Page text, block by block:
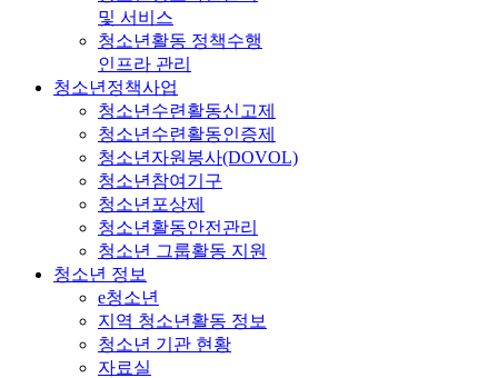
및 서비스
청소년활동 정책수행
인프라 관리
청소년정책사업
청소년수련활동신고제
청소년수련활동인증제
청소년자원봉사(DOVOL)
청소년참여기구
청소년포상제
청소년활동안전관리
청소년 그룹활동 지원
청소년 정보
e청소년
지역 청소년활동 정보
청소년 기관 현황
자료실